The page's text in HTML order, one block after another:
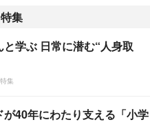
集
と学ぶ 日常に潜む“人身取
集
が40年にわたり支える「小学